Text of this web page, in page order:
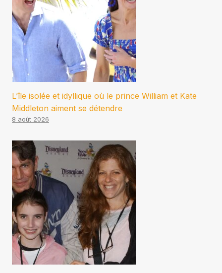
L’île isolée et idyllique où le prince William et Kate
Middleton aiment se détendre
8 août 2026